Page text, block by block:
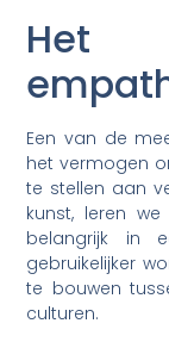
Het
Een van de
het vermogen
te stellen aan
kunst, leren
belangrijk in
gebruikelijker
te bouwen
culturen.